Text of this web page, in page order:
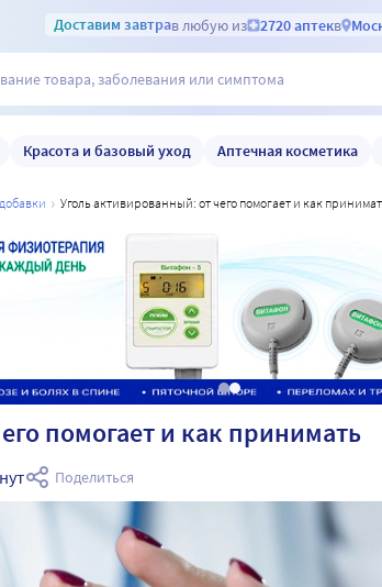
Доставим завтрав любую из 2720 аптекв
Красота и базовый уход Аптечная косметика
уголь активированный: от чего помогает и как
помогает и как принимать
Поделиться